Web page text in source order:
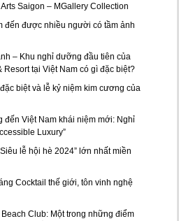
Saigon – MGallery Collection
đến được nhiều người có tầm ảnh
– Khu nghỉ dưỡng đầu tiên của
tại Việt Nam có gì đặc biệt?
biệt và lễ kỷ niệm kim cương của
đến Việt Nam khái niệm mới: Nghỉ
Luxury”
lễ hội hè 2024” lớn nhất miền
Cocktail thế giới, tôn vinh nghệ
Club: Một trong những điểm